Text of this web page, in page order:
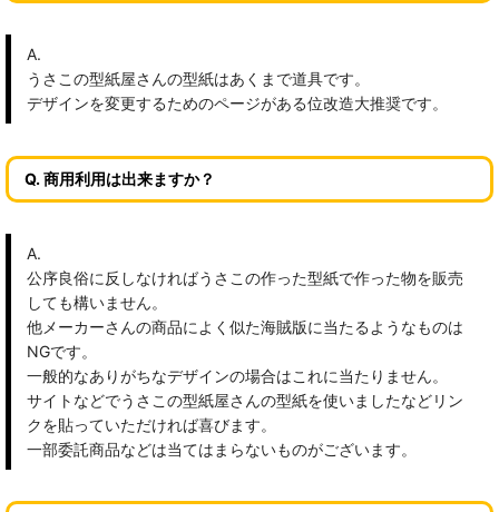
A.
うさこの型紙屋さんの型紙はあくまで道具です。
デザインを変更するためのページがある位改造大推奨です。
Q. 商用利用は出来ますか？
A.
公序良俗に反しなければうさこの作った型紙で作った物を販売
しても構いません。
他メーカーさんの商品によく似た海賊版に当たるようなものは
NGです。
一般的なありがちなデザインの場合はこれに当たりません。
サイトなどでうさこの型紙屋さんの型紙を使いましたなどリン
クを貼っていただければ喜びます。
一部委託商品などは当てはまらないものがございます。